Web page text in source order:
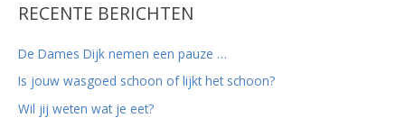
RECENTE BERICHTEN
De Dames Dijk nemen een pauze …
Is jouw wasgoed schoon of lijkt het schoon?
Wil jij weten wat je eet?